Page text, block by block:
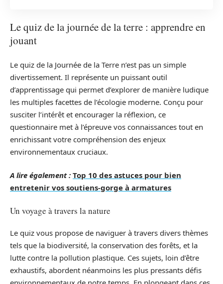
Le quiz de la journée de la terre : apprendre en
jouant
Le quiz de la Journée de la Terre n’est pas un simple
divertissement. Il représente un puissant outil
d’apprentissage qui permet d’explorer de manière ludique
les multiples facettes de l’écologie moderne. Conçu pour
susciter l’intérêt et encourager la réflexion, ce
questionnaire met à l’épreuve vos connaissances tout en
enrichissant votre compréhension des enjeux
environnementaux cruciaux.
A lire également : Top 10 des astuces pour bien
entretenir vos soutiens-gorge à armatures
Un voyage à travers la nature
Le quiz vous propose de naviguer à travers divers thèmes
tels que la biodiversité, la conservation des forêts, et la
lutte contre la pollution plastique. Ces sujets, loin d’être
exhaustifs, abordent néanmoins les plus pressants défis